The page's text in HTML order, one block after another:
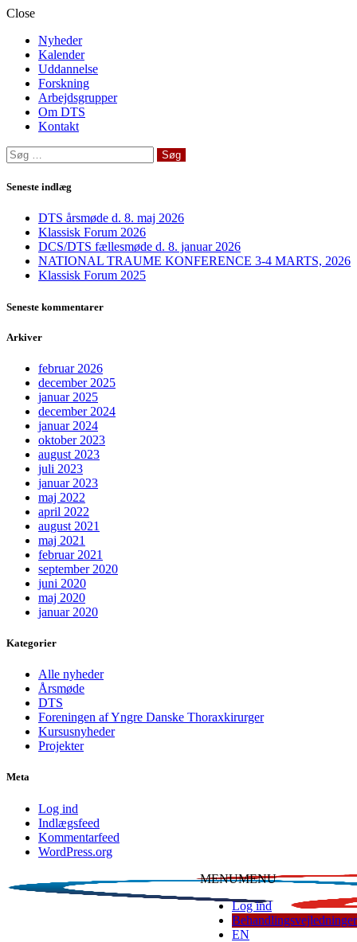
Close
Nyheder
Kalender
Uddannelse
Forskning
Arbejdsgrupper
Om DTS
Kontakt
Søg
efter:
Seneste indlæg
DTS årsmøde d. 8. maj 2026
Klassisk Forum 2026
DCS/DTS fællesmøde d. 8. januar 2026
NATIONAL TRAUME KONFERENCE 3-4 MARTS, 2026
Klassisk Forum 2025
Seneste kommentarer
Arkiver
februar 2026
december 2025
januar 2025
december 2024
januar 2024
oktober 2023
august 2023
juli 2023
januar 2023
maj 2022
april 2022
august 2021
maj 2021
februar 2021
september 2020
juni 2020
maj 2020
januar 2020
Kategorier
Alle nyheder
Årsmøde
DTS
Foreningen af Yngre Danske Thoraxkirurger
Kursusnyheder
Projekter
Meta
Log ind
Indlægsfeed
Kommentarfeed
WordPress.org
MENUMENU
Log ind
Behandlingsvejledninger
EN